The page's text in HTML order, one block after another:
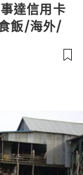
達信用卡
飯/海外/